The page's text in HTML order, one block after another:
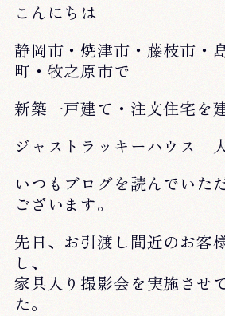
こんにちは
静岡市・焼津市・藤枝市・
町・牧之原市で
新築一戸建て・注文住宅を
ジャストラッキーハウス 大
いつもブログを読んでいた
ございます。
先日、お引渡し間近のお客
し、
家具入り撮影会を実施させ
た。